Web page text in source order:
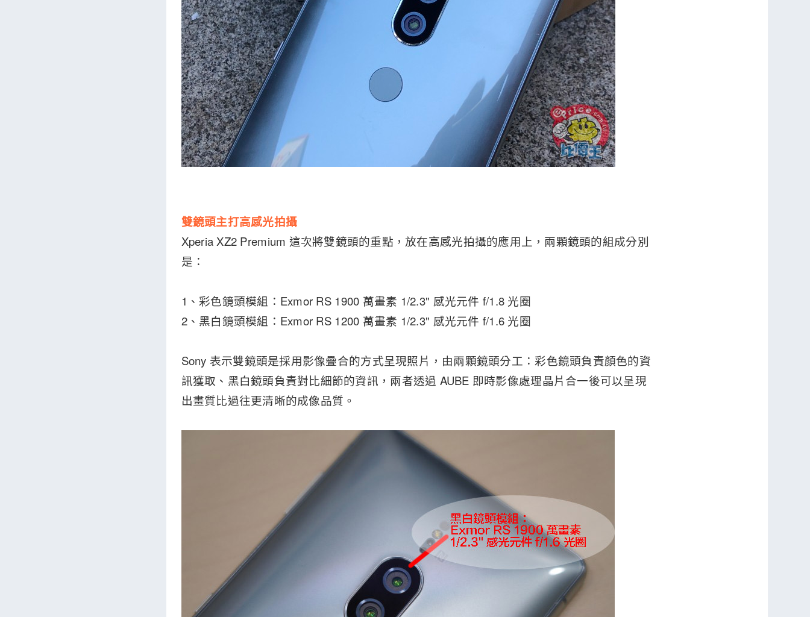
雙鏡頭主打高感光拍攝
Xperia XZ2 Premium 這次將雙鏡頭的重點，放在高感光拍攝的應用上，兩顆鏡頭的組成分別
是：
1、彩色鏡頭模組：Exmor RS 1900 萬畫素 1/2.3" 感光元件 f/1.8 光圈
2、黑白鏡頭模組：Exmor RS 1200 萬畫素 1/2.3" 感光元件 f/1.6 光圈
Sony 表示雙鏡頭是採用影像疊合的方式呈現照片，由兩顆鏡頭分工：彩色鏡頭負責顏色的資
訊獲取、黑白鏡頭負責對比細節的資訊，兩者透過 AUBE 即時影像處理晶片合一後可以呈現
出畫質比過往更清晰的成像品質。